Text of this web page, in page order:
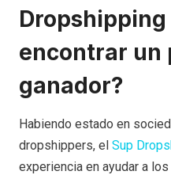
encontrar un
ganador?
Habiendo estado en
dropshippers, el Sup
experiencia en ayudar a